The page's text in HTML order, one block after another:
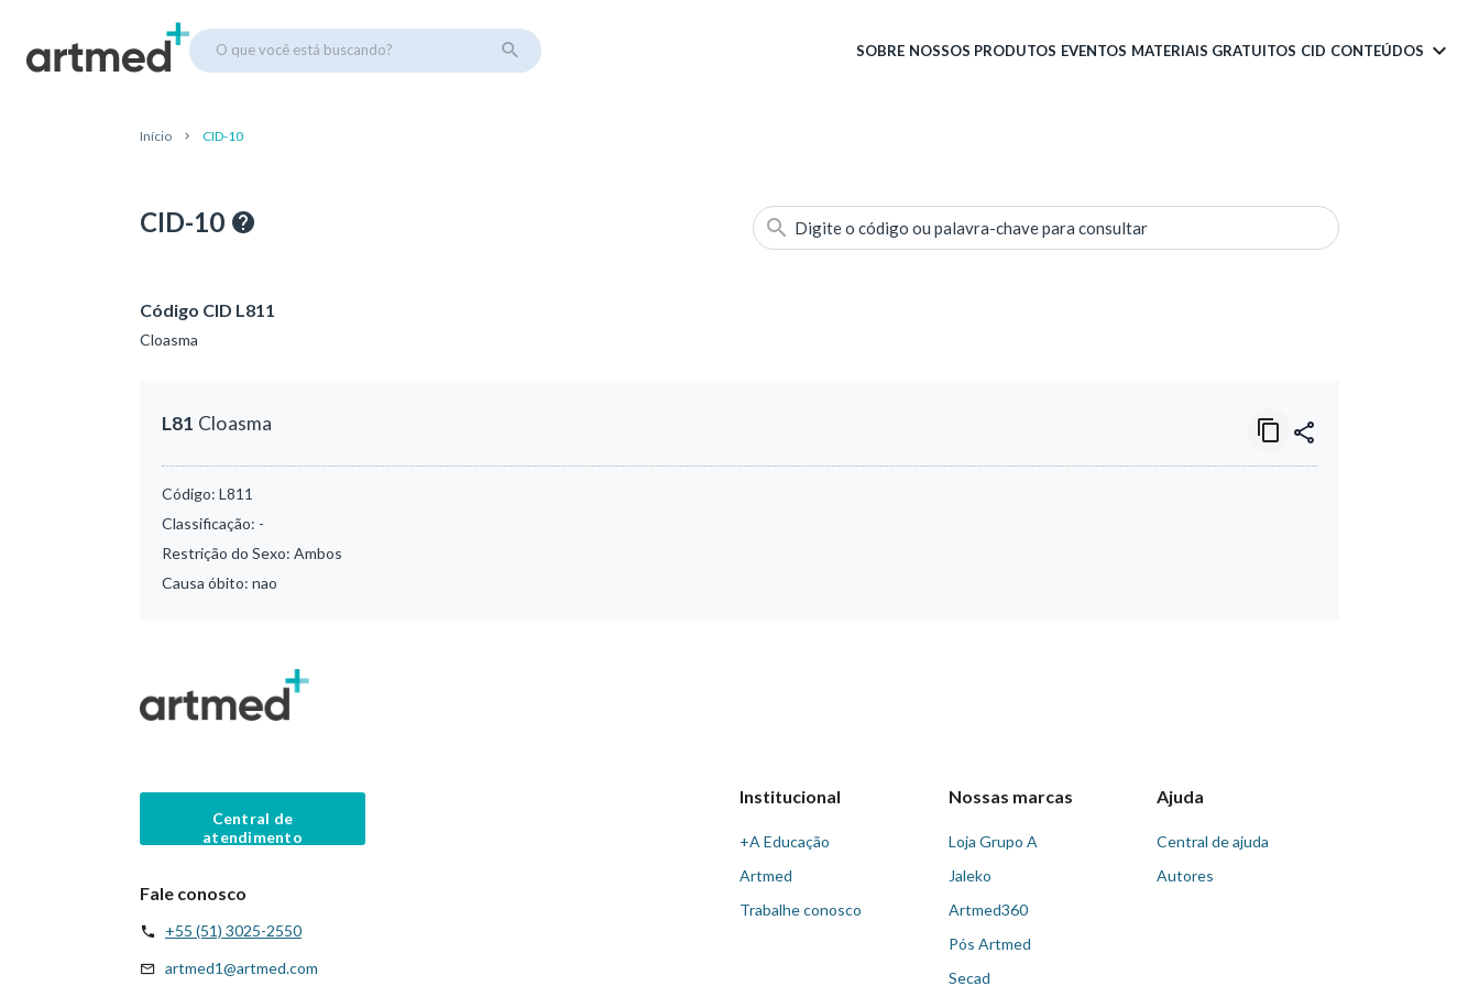
O que você está buscando? SOBRE NOSSOS PRODUTOS EVENTOS MATERIAIS GRATUITOS CID CONTEÚDOS
Início CID-10
CID-10 Digite o código ou palavra-chave para consultar
Código CID L811
Cloasma
L81 Cloasma
Código: L811
Classificação: -
Restrição do Sexo: Ambos
Causa óbito: nao
Central de
atendimento
Fale conosco
+55 (51) 3025-2550
artmed1@artmed.com
Institucional
+A Educação
Artmed
Trabalhe conosco
Nossas marcas
Loja Grupo A
Jaleko
Artmed360
Pós Artmed
Secad
Ajuda
Central de ajuda
Autores